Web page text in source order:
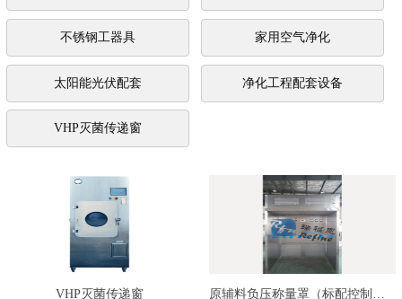
不锈钢工器具 家用空气净化
太阳能光伏配套 净化工程配套设备
VHP灭菌传递窗
VHP灭菌传递窗